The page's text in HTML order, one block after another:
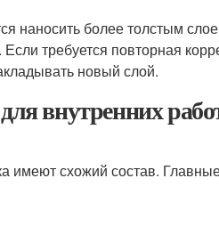
наносить более толстым
требуется повторная
новый слой.
внутренних
схожий состав.